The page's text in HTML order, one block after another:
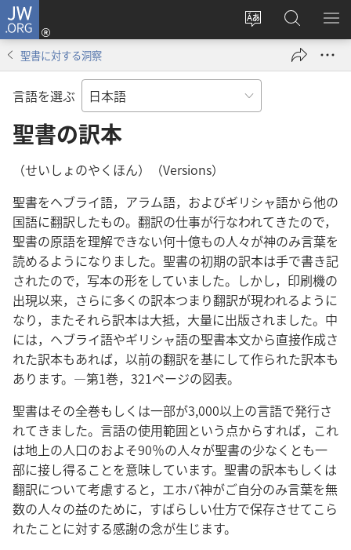
JW.ORG
サ
ト
の
言
る
ロ
グ
ン
し
開
く）
JW.ORG
の
検
メ
を
聖書に対する洞察
言語を選ぶ
聖書の訳本
（せいしょのやくほん）（Versions）
聖書をヘブライ語，アラム語，およびギリシャ語から他の
国語に翻訳したもの。翻訳の仕事が行なわれてきたので，
聖書の原語を理解できない何十億もの人々が神のみ言葉を
読めるようになりました。聖書の初期の訳本は手で書き記
されたので，写本の形をしていました。しかし，印刷機の
出現以来，さらに多くの訳本つまり翻訳が現われるように
なり，またそれら訳本は大抵，大量に出版されました。中
には，ヘブライ語やギリシャ語の聖書本文から直接作成さ
れた訳本もあれば，以前の翻訳を基にして作られた訳本も
あります。―第1巻，321ページの図表。
聖書はその全巻もしくは一部が3,000以上の言語で発行さ
れてきました。言語の使用範囲という点からすれば，これ
は地上の人口のおよそ90％の人々が聖書の少なくとも一
部に接し得ることを意味しています。聖書の訳本もしくは
翻訳について考慮すると，エホバ神がご自分のみ言葉を無
数の人々の益のために，すばらしい仕方で保存させてこら
れたことに対する感謝の念が生じます。